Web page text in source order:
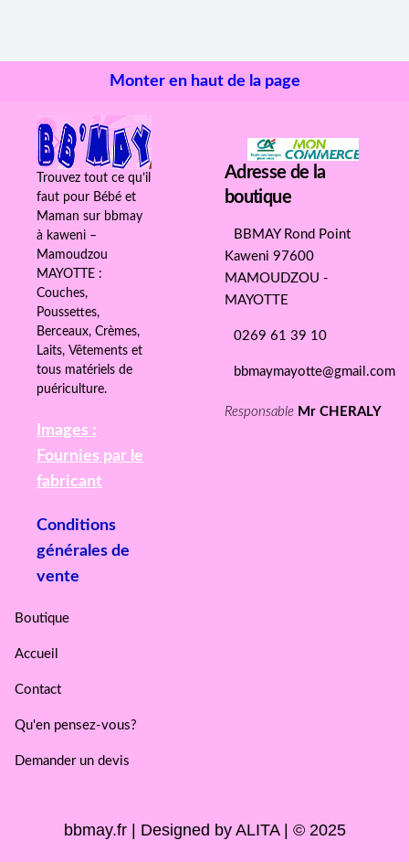
Monter en haut de la page
Trouvez tout ce qu’il
faut pour Bébé et
Maman sur bbmay
à kaweni –
Mamoudzou
MAYOTTE :
Couches,
Poussettes,
Berceaux, Crèmes,
Laits, Vêtements et
tous matériels de
puériculture.
Images :
Fournies par le
fabricant
Conditions
générales de
vente
Boutique
Accueil
Contact
Qu'en pensez-vous?
Demander un devis
Adresse de la
boutique
BBMAY Rond Point
Kaweni 97600
MAMOUDZOU -
MAYOTTE
0269 61 39 10
bbmaymayotte@gmail.com
Responsable Mr CHERALY
bbmay.fr | Designed by ALITA | © 2025